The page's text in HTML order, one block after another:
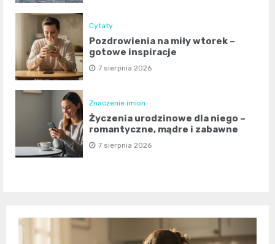
Cytaty
Pozdrowienia na miły wtorek –
gotowe inspiracje
7 sierpnia 2026
Znaczenie imion
Życzenia urodzinowe dla niego –
romantyczne, mądre i zabawne
7 sierpnia 2026